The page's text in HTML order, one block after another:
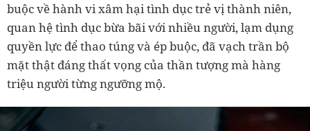
buộc về hành vi xâm hại tình dục trẻ vị thành niên,
quan hệ tình dục bừa bãi với nhiều người, lạm dụng
quyền lực để thao túng và ép buộc, đã vạch trần bộ
mặt thật đáng thất vọng của thần tượng mà hàng
triệu người từng ngưỡng mộ.